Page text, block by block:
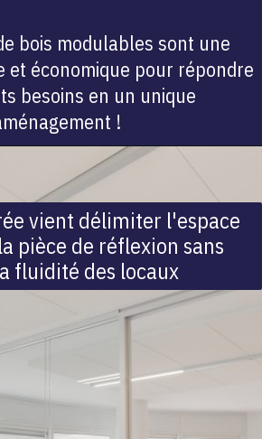
bois modulables sont une
et économique pour répondre
besoins en un unique
!
vient délimiter l'espace
pièce de réflexion sans
fluidité des locaux